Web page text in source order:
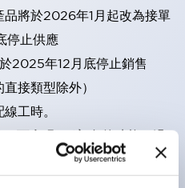
將於2026年1月起改為接單
停止供應
2025年12月底停止銷售
接類型除外）
工時。
）可實現6種顏色的功能。過
現在可用一種顏色的LED燈